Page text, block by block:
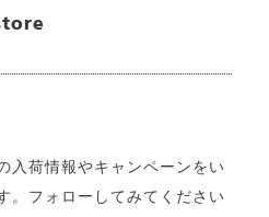
入荷情報やキャンペーンをい
。フォローしてみてください